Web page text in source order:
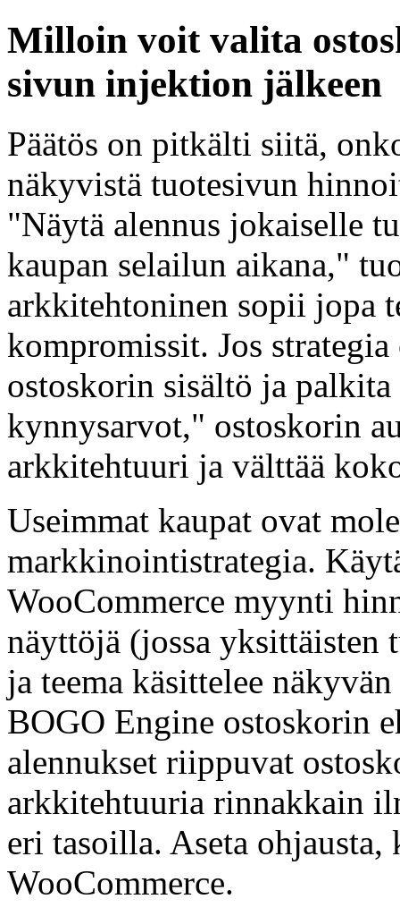
Milloin voit valita
sivun injektion jälkeen
Päätös on pitkälti siitä,
näkyvistä tuotesivun
"Näytä alennus jokaiselle
kaupan selailun aikana,"
arkkitehtoninen sopii jopa
kompromissit. Jos
ostoskorin sisältö ja
kynnysarvot," ostoskorin
arkkitehtuuri ja välttää
Useimmat kaupat ovat
markkinointistrategia.
WooCommerce myynti
näyttöjä (jossa yksittäisten
ja teema käsittelee
BOGO Engine ostoskorin
alennukset riippuvat
arkkitehtuuria rinnakkain
eri tasoilla. Aseta ohjausta,
WooCommerce.